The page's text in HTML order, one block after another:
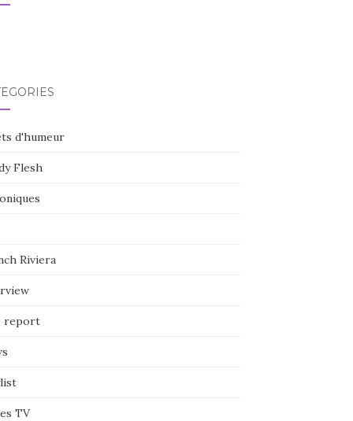
d'humeur
Flesh
Riviera
report
TV